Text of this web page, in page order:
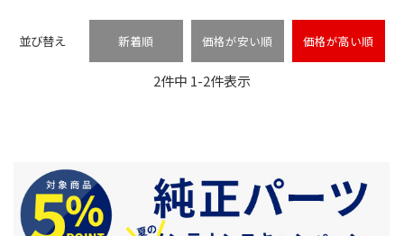
並び替え 新着順 価格が安い順 価格が高い順
2件中 1-2件表示